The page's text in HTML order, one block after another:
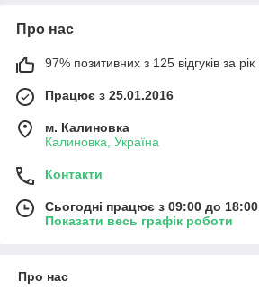
Про нас
97% позитивних з 125 відгуків за рік
Працює з 25.01.2016
м. Калиновка
Калиновка, Україна
Контакти
Сьогодні працює з 09:00 до 18:00
Показати весь графік роботи
Про нас